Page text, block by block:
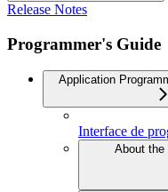
Release Notes
Programmer's Guide
Application
Interface de
About the